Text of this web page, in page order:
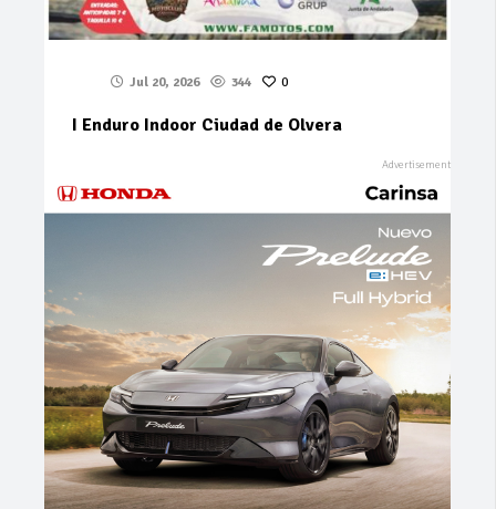
Jul 20, 2026 344 0
I Enduro Indoor Ciudad de Olvera